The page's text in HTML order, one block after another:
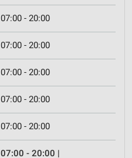
07:00 - 20:00
07:00 - 20:00
07:00 - 20:00
07:00 - 20:00
07:00 - 20:00
07:00 - 20:00 |